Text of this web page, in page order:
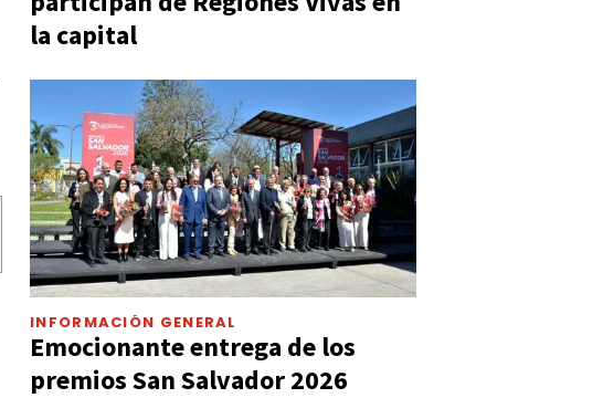
la capital
INFORMACIÓN GENERAL
Emocionante entrega de los
premios San Salvador 2026